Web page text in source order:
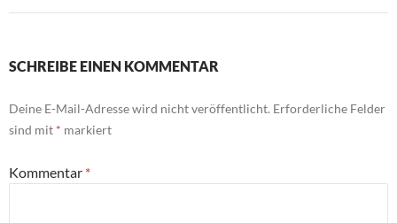
SCHREIBE EINEN KOMMENTAR
Deine E-Mail-Adresse wird nicht veröffentlicht. Erforderliche Felder
sind mit * markiert
Kommentar *